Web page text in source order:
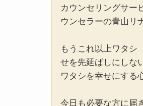
カウンセリングサー
ウンセラーの青山リ
もうこれ以上ワタシ
せを先延ばしにしな
ワタシを幸せにする
今日も必要な方に届